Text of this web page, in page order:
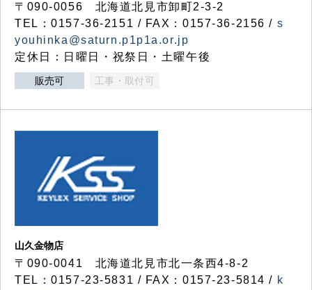
〒090-0056 北海道北見市卸町2-3-2
TEL：0157-36-2151 / FAX：0157-36-2156 / s
youhinka@saturn.p1p1a.or.jp
定休日：日曜日・祝祭日・土曜午後
販売可 工事・取付可
山久金物店
〒090-0041 北海道北見市北一条西4-8-2
TEL：0157-23-5831 / FAX：0157-23-5814 / k